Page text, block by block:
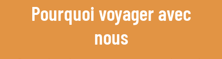
Pourquoi voyager avec
nous